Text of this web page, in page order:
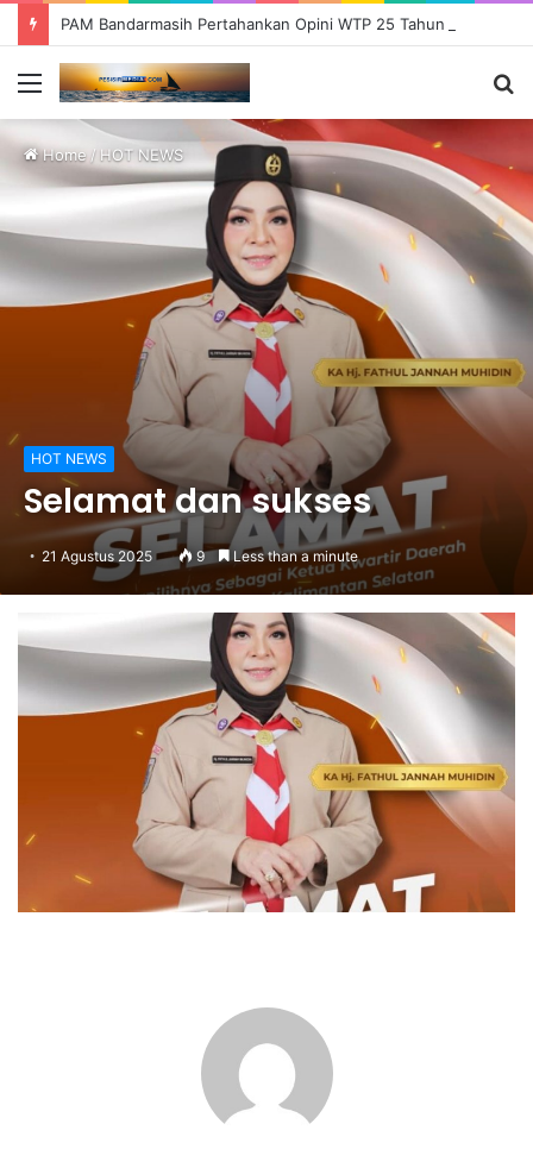
Menu
Home/HOT NEWS
HOT NEWS
Selamat dan sukses
21 Agustus 2025 9 Less than a minute